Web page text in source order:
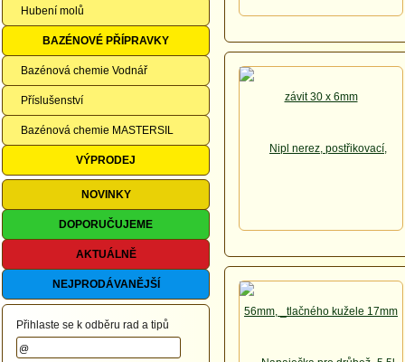
Hubení molů
BAZÉNOVÉ PŘÍPRAVKY
Bazénová chemie Vodnář
Příslušenství
Bazénová chemie MASTERSIL
VÝPRODEJ
NOVINKY
DOPORUČUJEME
AKTUÁLNĚ
NEJPRODÁVANĚJŠÍ
Přihlaste se k odběru rad a tipů